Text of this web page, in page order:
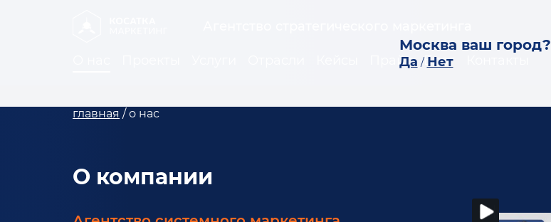
Москва ваш город?
Да / Нет
Прайс Блог
главная /о нас
О компании